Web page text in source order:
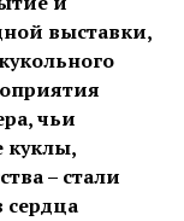
выставки,
чьи
куклы,
– стали